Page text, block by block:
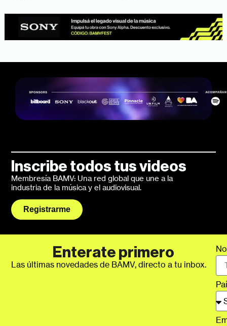
Inscribe todos tus videos
Membresía BAMV: Una red global que une a la
industria de la música y el audiovisual.
Registrarme
Enterate primero
Las últimas novedades de BAMV, directo a tu inbox.